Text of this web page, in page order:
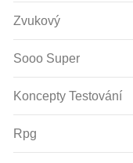
Zvukový
Sooo Super
Koncepty Testování
Rpg